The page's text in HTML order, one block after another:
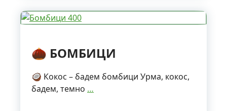
🌰 БОМБИЦИ
🥥 Кокос – бадем бомбици Урма, кокос,
бадем, темно …